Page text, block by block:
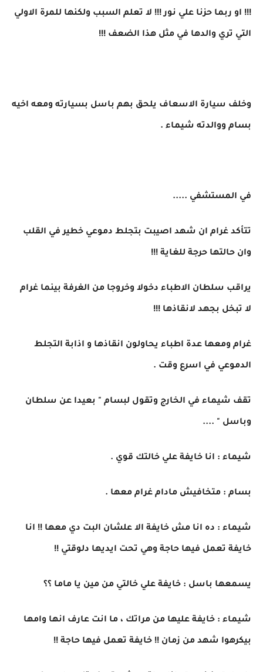
!!! او ربما حزنا علي نور !!! لا تعلم السبب ولكنها للمرة الاولي
التي تري والدها في مثل هذا الضعف !!!
وخلف سيارة الاسعاف يلحق بهم باسل بسيارته ومعه اخيه
بسام ووالدته شيماء .
في المستشفي .....
تتأكد غرام ان شهد اصيبت بتجلط دموعي خطير في القلب
وان حالتها حرجة للغاية !!!
يراقب سلطان الاطباء دخولا وخروجا من الغرفة بينما غرام
لا تبخل بجهد لانقاذها !!!
غرام ومعها عدة اطباء يحاولون انقاذها و اذابة التجلط
الدموعي في اسرع وقت .
تقف شيماء في الخارج وتقول لبسام " بعيدا عن سلطان
وباسل " ....
شيماء : انا خايفة علي خالتك قوي .
بسام : متخافيش مادام غرام معها .
شيماء : ده انا مش خايفة الا علشان البت دي معها !! انا
خايفة تعمل فيها حاجة وهي تحت ايديها دلوقتي !!
يسمعها باسل : خايفة علي خالتي من مين يا ماما ؟؟
شيماء : خايفة عليها من مراتك ، ما انت عارف انها وامها
بيكرهوا شهد من زمان !! خايفة تعمل فيها حاجة !!